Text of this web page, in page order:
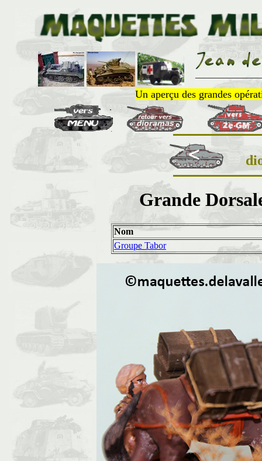
Un aperçu des grandes
Grande
Nom
Groupe Tabor